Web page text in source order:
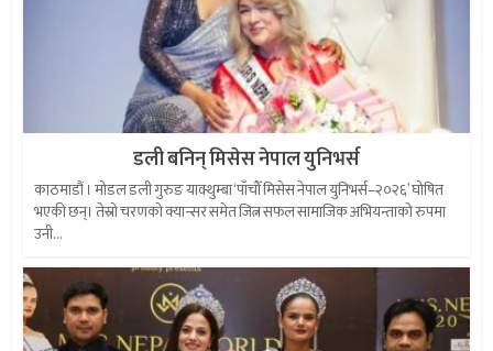
डली बनिन् मिसेस नेपाल युनिभर्स
काठमाडौं । मोडल डली गुरुङ याक्थुम्बा ‘पाँचौँ मिसेस नेपाल युनिभर्स–२०२६’ घोषित
भएकी छन्। तेस्रो चरणको क्यान्सर समेत जित्न सफल सामाजिक अभियन्ताको रुपमा
उनी...